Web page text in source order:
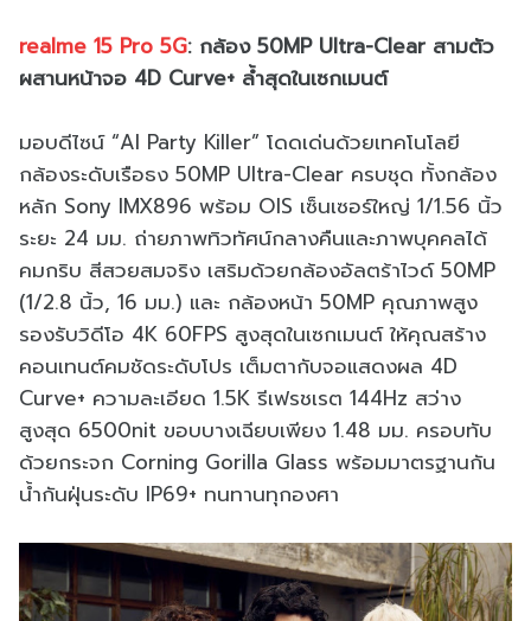
realme 15 Pro 5G: กล้อง 50MP Ultra-Clear สามตัว
ผสานหน้าจอ 4D Curve+ ล้ำสุดในเซกเมนต์
มอบดีไซน์ “AI Party Killer” โดดเด่นด้วยเทคโนโลยี
กล้องระดับเรือธง 50MP Ultra-Clear ครบชุด ทั้งกล้อง
หลัก Sony IMX896 พร้อม OIS เซ็นเซอร์ใหญ่ 1/1.56 นิ้ว
ระยะ 24 มม. ถ่ายภาพทิวทัศน์กลางคืนและภาพบุคคลได้
คมกริบ สีสวยสมจริง เสริมด้วยกล้องอัลตร้าไวด์ 50MP
(1/2.8 นิ้ว, 16 มม.) และ กล้องหน้า 50MP คุณภาพสูง
รองรับวิดีโอ 4K 60FPS สูงสุดในเซกเมนต์ ให้คุณสร้าง
คอนเทนต์คมชัดระดับโปร เต็มตากับจอแสดงผล 4D
Curve+ ความละเอียด 1.5K รีเฟรชเรต 144Hz สว่าง
สูงสุด 6500nit ขอบบางเฉียบเพียง 1.48 มม. ครอบทับ
ด้วยกระจก Corning Gorilla Glass พร้อมมาตรฐานกัน
น้ำกันฝุ่นระดับ IP69+ ทนทานทุกองศา